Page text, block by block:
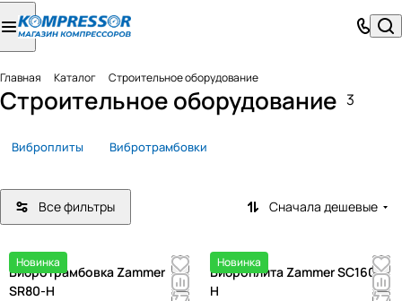
Главная Каталог Строительное оборудование
Строительное оборудование 3
Виброплиты Вибротрамбовки
Все фильтры Сначала дешевые
Новинка
Вибротрамбовка Zammer
SR80-H
Новинка
Виброплита Zammer SC160B-
H